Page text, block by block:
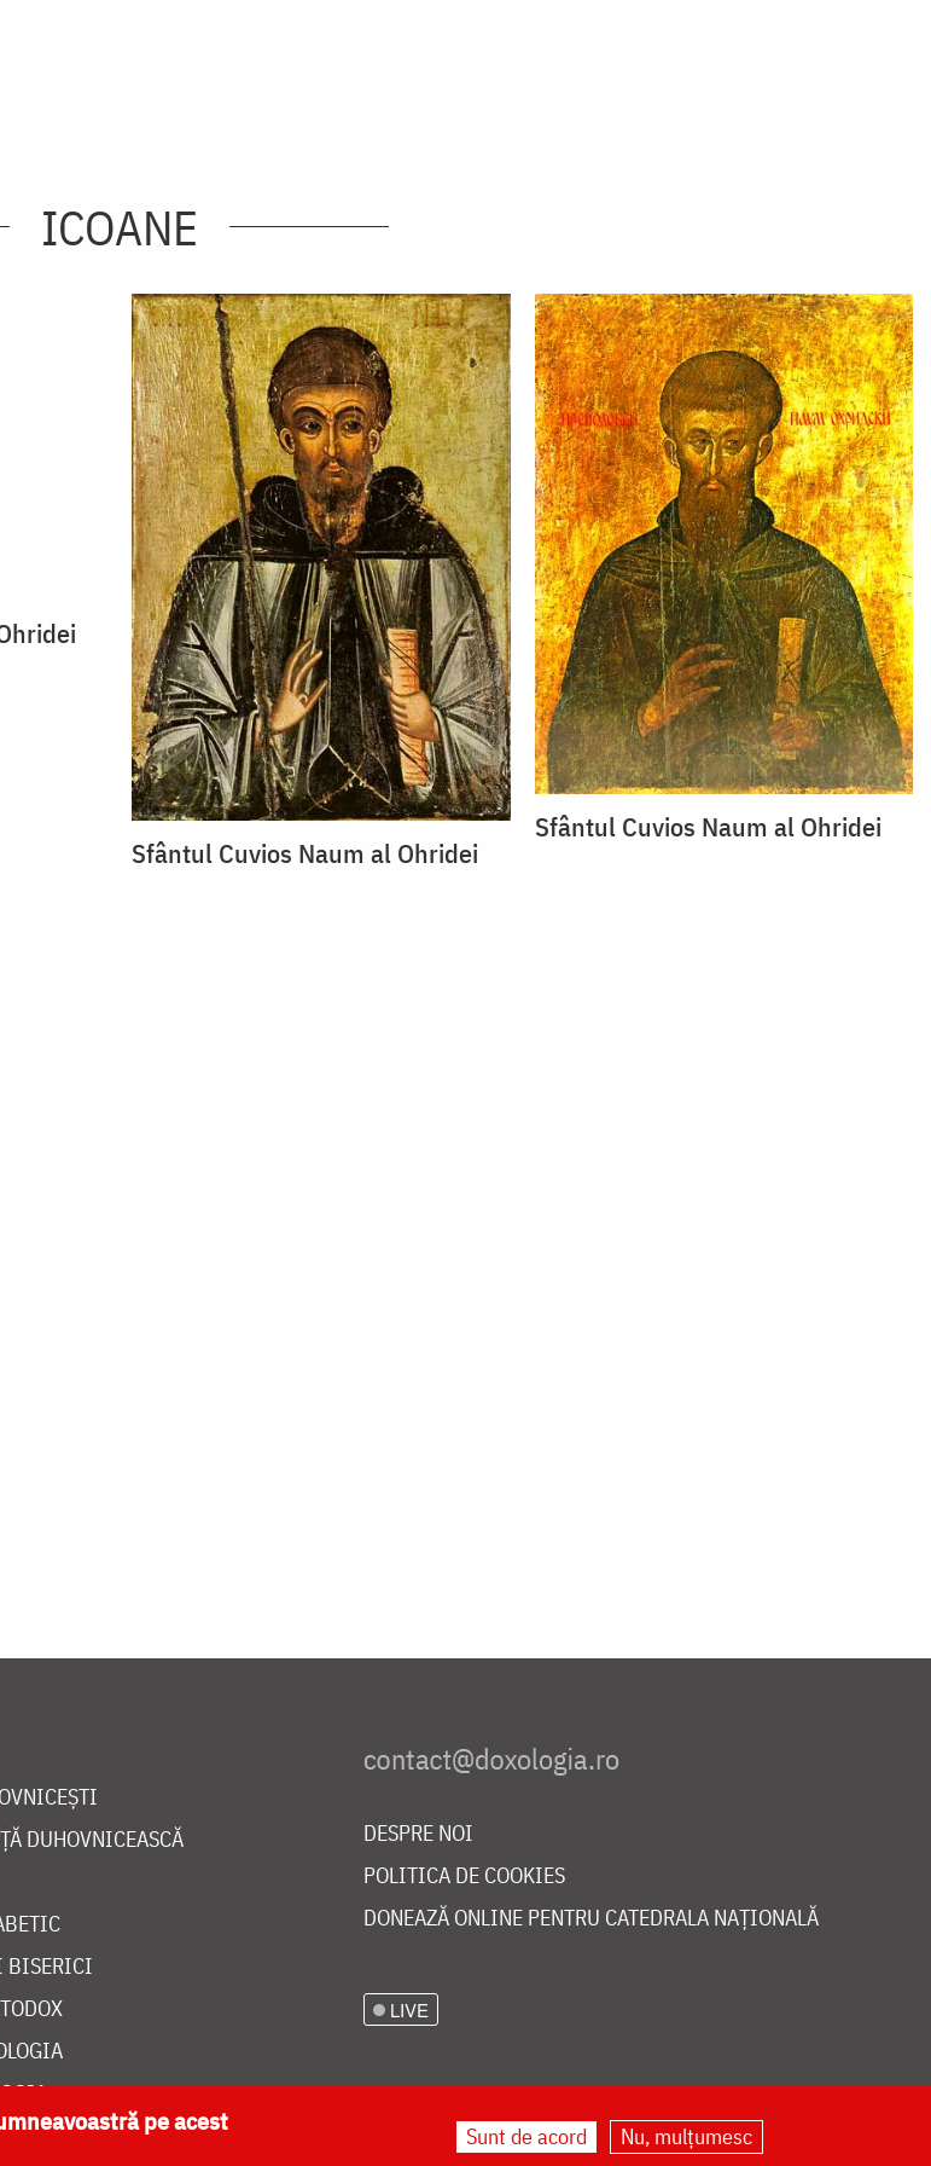
ICOANE
Sfântul Cuvios Naum al Ohridei
Sfântul Cuvios Naum al Ohridei
DUHOVNICEASCĂ
BISERICI
DESPRE NOI
POLITICA DE COOKIES
DONEAZĂ ONLINE PENTRU CATEDRALA NAȚIONALĂ
LIVE
pe acest
Sunt de acord Nu, mulțumesc